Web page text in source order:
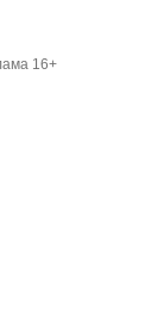
16+